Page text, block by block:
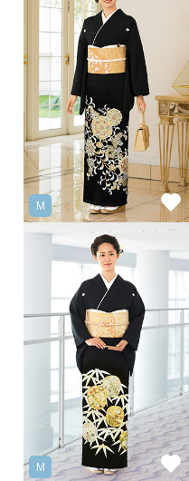
M
M